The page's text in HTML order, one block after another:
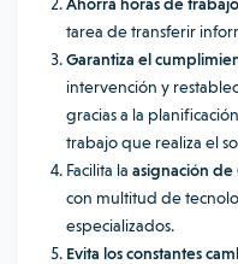
tarea de transferir
Garantiza el
intervención y
gracias a la
trabajo que realiza el
Facilita la asignación de
con multitud de
especializados.
Evita los constantes